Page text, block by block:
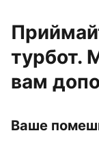
турбот.
вам
Ваше